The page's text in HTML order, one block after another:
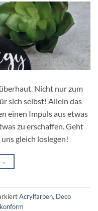
Nicht nur zum
sich selbst! Allein das
einen Impuls aus etwas
zu erschaffen. Geht
gleich loslegen!
→
Acrylfarben, Deco